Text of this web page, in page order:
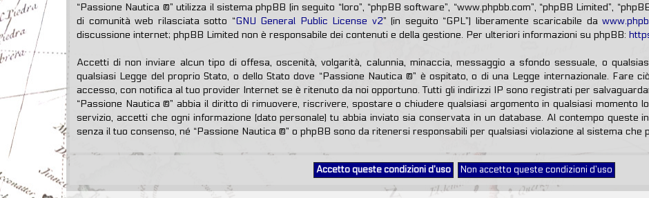
“Passione Nautica ®” utilizza il sistema phpBB (in seguito “loro”, “phpBB software”, “www.phpbb.com”, “phpBB Limited”,
di comunità web rilasciata sotto “GNU General Public License v2” (in seguito “GPL”) liberamente scaricabile da
discussione internet; phpBB Limited non è responsabile dei contenuti e della gestione. Per ulteriori informazioni su phpBB:
Accetti di non inviare alcun tipo di offesa, oscenità, volgarità, calunnia, minaccia, messaggio a sfondo sessuale, o
qualsiasi Legge del proprio Stato, o dello Stato dove “Passione Nautica ®” è ospitato, o di una Legge internazionale. Fare
accesso, con notifica al tuo provider Internet se è ritenuto da noi opportuno. Tutti gli indirizzi IP sono registrati per
“Passione Nautica ®” abbia il diritto di rimuovere, riscrivere, spostare o chiudere qualsiasi argomento in qualsiasi momento
servizio, accetti che ogni informazione (dato personale) tu abbia inviato sia conservata in un database. Al contempo queste
senza il tuo consenso, né “Passione Nautica ®” o phpBB sono da ritenersi responsabili per qualsiasi violazione al sistema